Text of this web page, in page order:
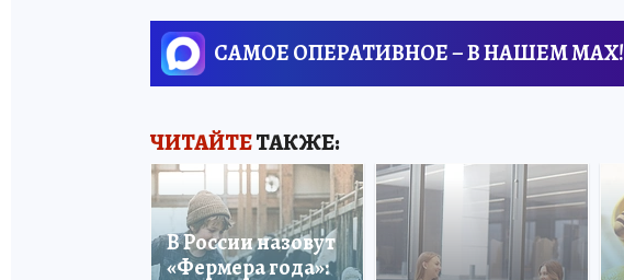
САМОЕ ОПЕРАТИВНОЕ – В НАШЕМ MAX!
ЧИТАЙТЕТАКЖЕ:
В России назовут
«Фермера года»: